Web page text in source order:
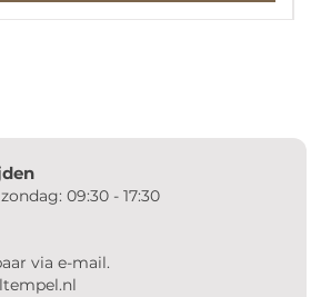
09:30 - 17:30
via e-mail.